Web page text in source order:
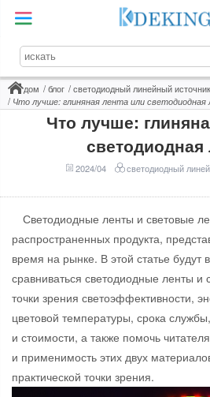
дом блог
светодиодный линейный
Что лучше: глиняная лента или светодиодная
Что лучше:
светодиодная
2024/04 светодиодный
Светодиодные ленты и световые
распространенных продукта,
время на рынке. В этой статье будут
сравниваться светодиодные ленты и
точки зрения светоэффективности,
цветовой температуры, срока
и стоимости, а также помочь
и применимость этих двух
практической точки зрения.